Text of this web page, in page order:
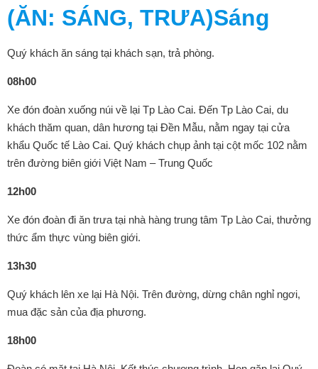
(ĂN: SÁNG, TRƯA)Sáng
Quý khách ăn sáng tại khách sạn, trả phòng.
08h00
Xe đón đoàn xuống núi về lại Tp Lào Cai. Đến Tp Lào Cai, du
khách thăm quan, dân hương tại Đền Mẫu, nằm ngay tại cửa
khẩu Quốc tế Lào Cai. Quý khách chụp ảnh tại cột mốc 102 nằm
trên đường biên giới Việt Nam – Trung Quốc
12h00
Xe đón đoàn đi ăn trưa tại nhà hàng trung tâm Tp Lào Cai, thưởng
thức ẩm thực vùng biên giới.
13h30
Quý khách lên xe lại Hà Nội. Trên đường, dừng chân nghỉ ngơi,
mua đặc sản của địa phương.
18h00